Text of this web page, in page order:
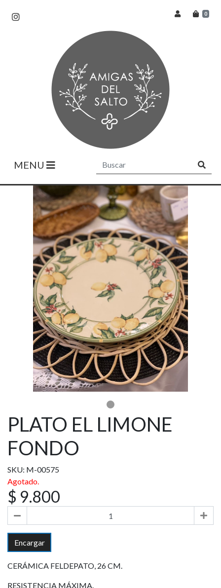
0
MENU
PLATO EL LIMONE
FONDO
SKU: M-00575
Agotado.
$ 9.800
Encargar
CERÁMICA FELDEPATO, 26 CM.
RESISTENCIA MÁXIMA.